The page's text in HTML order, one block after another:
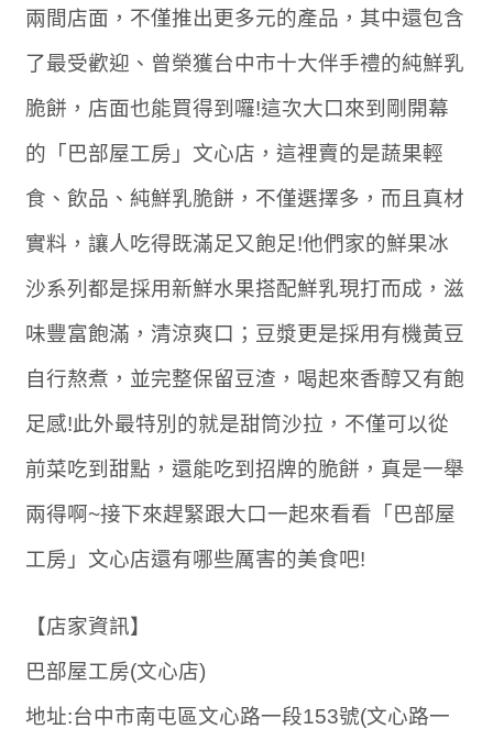
兩間店面，不僅推出更多元的產品，其中還包含
了最受歡迎、曾榮獲台中市十大伴手禮的純鮮乳
脆餅，店面也能買得到囉!這次大口來到剛開幕
的「巴部屋工房」文心店，這裡賣的是蔬果輕
食、飲品、純鮮乳脆餅，不僅選擇多，而且真材
實料，讓人吃得既滿足又飽足!他們家的鮮果冰
沙系列都是採用新鮮水果搭配鮮乳現打而成，滋
味豐富飽滿，清涼爽口；豆漿更是採用有機黃豆
自行熬煮，並完整保留豆渣，喝起來香醇又有飽
足感!此外最特別的就是甜筒沙拉，不僅可以從
前菜吃到甜點，還能吃到招牌的脆餅，真是一舉
兩得啊~接下來趕緊跟大口一起來看看「巴部屋
工房」文心店還有哪些厲害的美食吧!
【店家資訊】
巴部屋工房(文心店)
地址:台中市南屯區文心路一段153號(文心路一